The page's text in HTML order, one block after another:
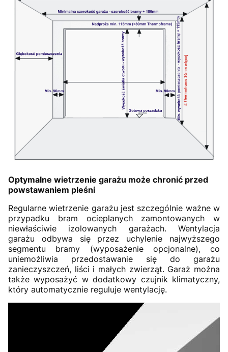
Optymalne wietrzenie garażu może chronić przed
powstawaniem pleśni
Regularne wietrzenie garażu jest szczególnie ważne w
przypadku bram ocieplanych zamontowanych w
niewłaściwie izolowanych garażach. Wentylacja
garażu odbywa się przez uchylenie najwyższego
segmentu bramy (wyposażenie opcjonalne), co
uniemożliwia przedostawanie się do garażu
zanieczyszczeń, liści i małych zwierząt. Garaż można
także wyposażyć w dodatkowy czujnik klimatyczny,
który automatycznie reguluje wentylację.